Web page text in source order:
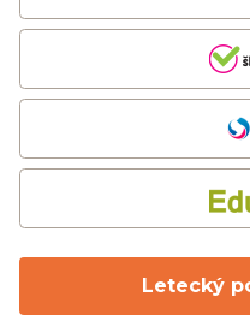
Letecký